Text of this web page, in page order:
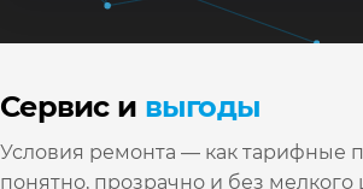
Сервис и выгоды
Условия ремонта — как тарифные
понятно, прозрачно и без